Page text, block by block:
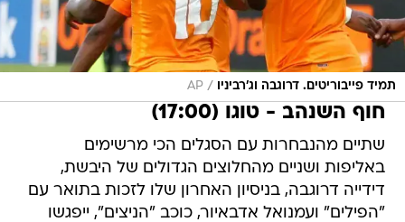
תמיד פייבוריטים. דרוגבה וג'רביניו /
AP
חוף השנהב - טוגו (17:00)
שתיים מהנבחרות עם הסגלים הכי מרשימים
באליפות ושניים מהחלוצים הגדולים של היבשת,
דידייה דרוגבה, בניסיון האחרון שלו לזכות בתואר עם
"הפילים" ועמנואל אדבאיור, כוכב "הניצים", ייפגשו